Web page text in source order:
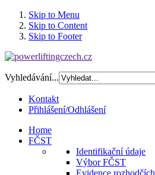
Skip to Menu
Skip to Content
Skip to Footer
Vyhledávání...
Kontakt
Přihlášení/Odhlášení
Home
FČST
Identifikační údaje
Výbor FČST
Evidence rozhodčích